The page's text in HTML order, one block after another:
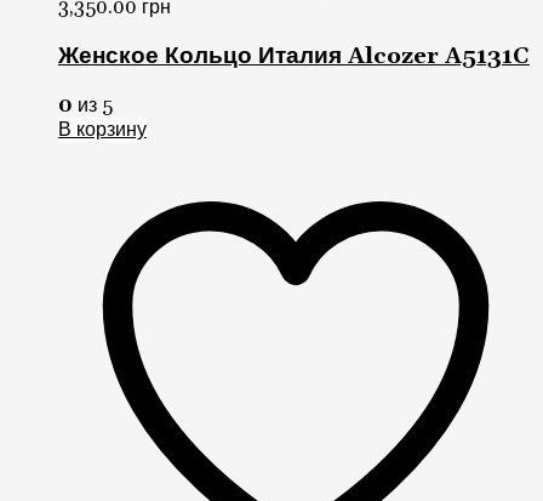
3,350.00 грн
Женское Кольцо Италия Alcozer A5131C
0 из 5
В корзину